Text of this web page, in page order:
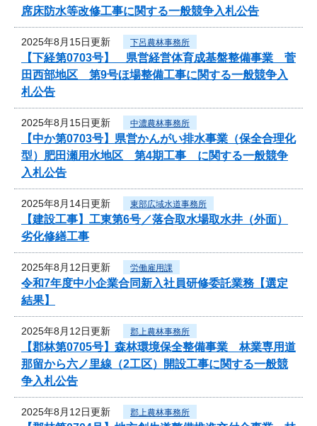
席床防水等改修工事に関する一般競争入札公告
2025年8月15日更新 下呂農林事務所
【下経第0703号】 県営経営体育成基盤整備事業 菅
田西部地区 第9号ほ場整備工事に関する一般競争入
札公告
2025年8月15日更新 中濃農林事務所
【中か第0703号】県営かんがい排水事業（保全合理化
型）肥田瀬用水地区 第4期工事 に関する一般競争
入札公告
2025年8月14日更新 東部広域水道事務所
【建設工事】工東第6号／落合取水場取水井（外面）
劣化修繕工事
2025年8月12日更新 労働雇用課
令和7年度中小企業合同新入社員研修委託業務【選定
結果】
2025年8月12日更新 郡上農林事務所
【郡林第0705号】森林環境保全整備事業 林業専用道
那留から六ノ里線（2工区）開設工事に関する一般競
争入札公告
2025年8月12日更新 郡上農林事務所